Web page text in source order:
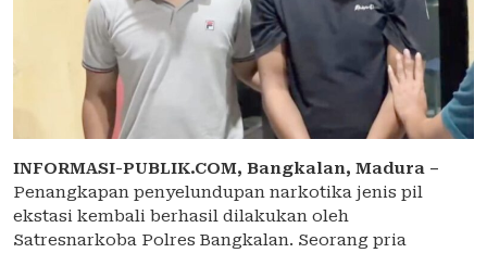
INFORMASI-PUBLIK.COM, Bangkalan, Madura –
Penangkapan penyelundupan narkotika jenis pil
ekstasi kembali berhasil dilakukan oleh
Satresnarkoba Polres Bangkalan. Seorang pria